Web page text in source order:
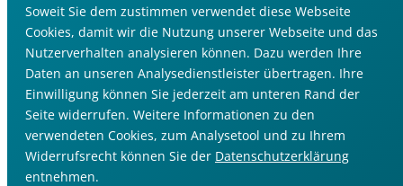
Soweit Sie dem zustimmen verwendet diese Webseite
Cookies, damit wir die Nutzung unserer Webseite und das
Nutzerverhalten analysieren können. Dazu werden Ihre
Daten an unseren Analysedienstleister übertragen. Ihre
Einwilligung können Sie jederzeit am unteren Rand der
Seite widerrufen. Weitere Informationen zu den
verwendeten Cookies, zum Analysetool und zu Ihrem
Widerrufsrecht können Sie der Datenschutzerklärung
entnehmen.
Jetzt anmelden
Impressum